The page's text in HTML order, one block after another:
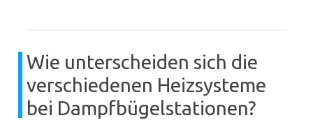
Wie unterscheiden sich die
verschiedenen Heizsysteme
bei Dampfbügelstationen?